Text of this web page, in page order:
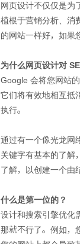
网页设计不仅仅是为
植根于营销分析、消
的网站一样好，如果
为什么网页设计对
Google 会将您网站
它们将有效地相互抵
执行。
通过有一个像光龙网
关键字有基本的了解
了解，以创建一个由
什么是第一位的？
设计和搜索引擎优化
那就不行了。例如，